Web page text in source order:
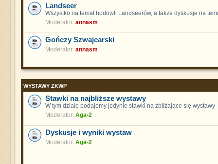
Landseer
Wszystko na temat hodowli Landseerów, a także dyskusje na
Moderator: annasm
Gończy Szwajcarski
Moderator: annasm
WYSTAWY ZKWP
Stawki na najbliższe wystawy
W tym dziale podajemy jedynie stawki na zbliżające się wystawy
Moderator: Aga-2
Dyskusje i wyniki wystaw
Moderator: Aga-2